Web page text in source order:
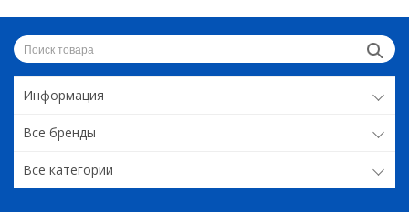
Информация
Все бренды
Все категории